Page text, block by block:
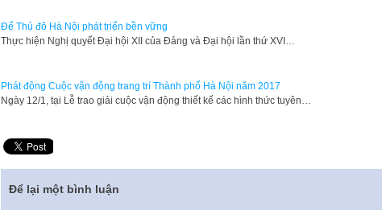
Để Thủ đô Hà Nội phát triển bền vững
Thực hiện Nghị quyết Đại hội XII của Đảng và Đại hội lần thứ XVI…
Phát động Cuộc vận động trang trí Thành phố Hà Nội năm 2017
Ngày 12/1, tại Lễ trao giải cuộc vận động thiết kế các hình thức tuyên…
Để lại một bình luận